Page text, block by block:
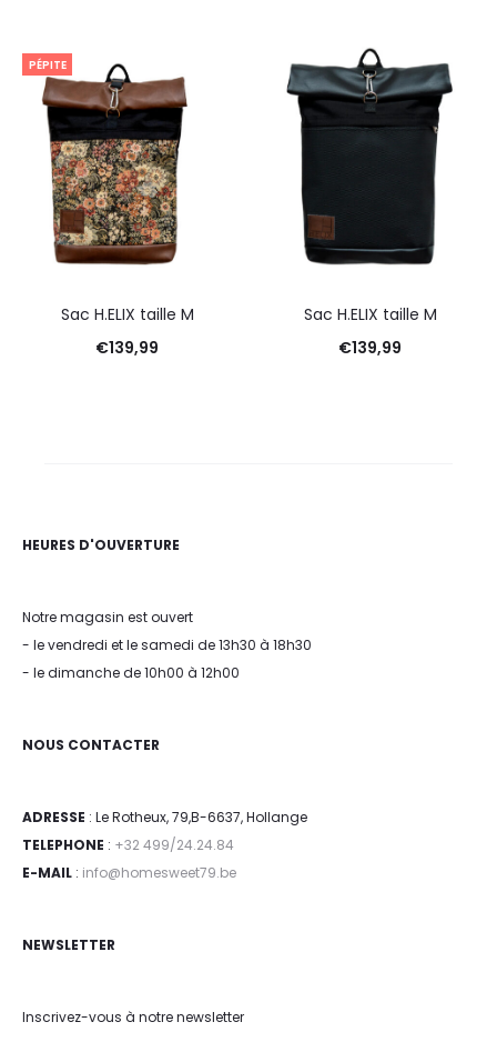
PÉPITE
Sac H.ELIX taille M
€139,99
Sac H.ELIX taille M
€139,99
HEURES D'OUVERTURE
Notre magasin est ouvert
- le vendredi et le samedi de 13h30 à 18h30
- le dimanche de 10h00 à 12h00
NOUS CONTACTER
ADRESSE : Le Rotheux, 79,B-6637, Hollange
TELEPHONE : +32 499/24.24.84
E-MAIL : info@homesweet79.be
NEWSLETTER
Inscrivez-vous à notre newsletter